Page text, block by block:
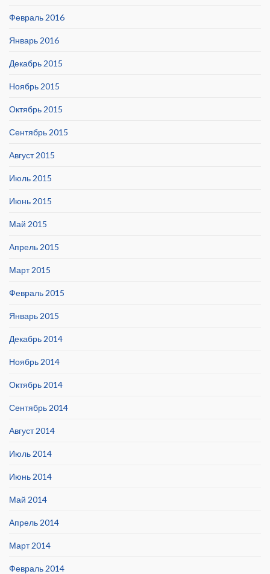
Февраль 2016
Январь 2016
Декабрь 2015
Ноябрь 2015
Октябрь 2015
Сентябрь 2015
Август 2015
Июль 2015
Июнь 2015
Май 2015
Апрель 2015
Март 2015
Февраль 2015
Январь 2015
Декабрь 2014
Ноябрь 2014
Октябрь 2014
Сентябрь 2014
Август 2014
Июль 2014
Июнь 2014
Май 2014
Апрель 2014
Март 2014
Февраль 2014